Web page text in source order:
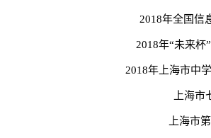
2018年全国信
2018年“未来杯
2018年上海市中
上海
上海市